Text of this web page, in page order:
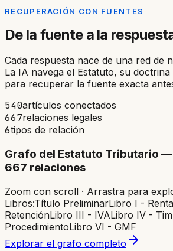
RECUPERACIÓN CON FUENTES
De la fuente a la
Cada respuesta nace de una red de
La IA navega el Estatuto, su
para recuperar la fuente exacta
540artículos conectados
667relaciones legales
6tipos de relación
Grafo del Estatuto Tributario —
667 relaciones
Zoom con scroll · Arrastra para
Libros:Título PreliminarLibro I - Renta
RetenciónLibro III - IVALibro IV -
ProcedimientoLibro VI - GMF
Explorar el grafo completo